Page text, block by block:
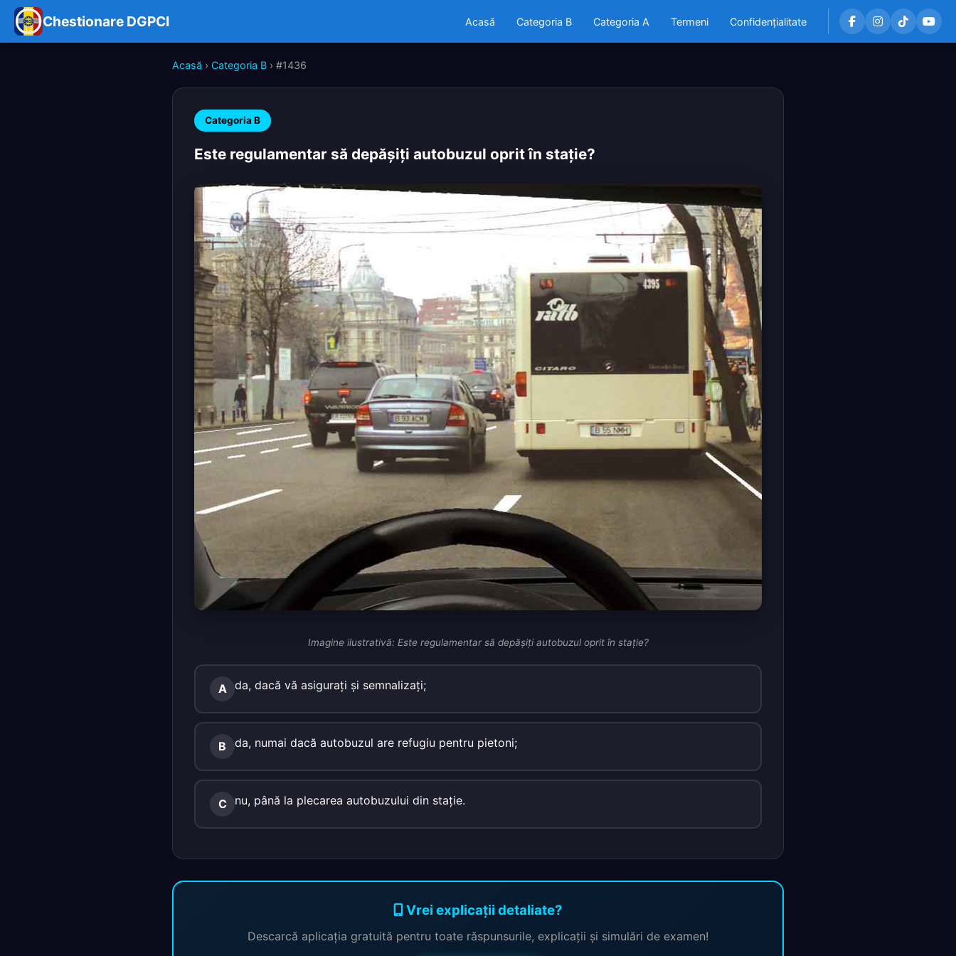
Chestionare DGPCI Acasă Categoria B Categoria A Termeni Confidențialitate
Acasă › Categoria B › #1436
Categoria B
Este regulamentar să depăşiţi autobuzul oprit în staţie?
Imagine ilustrativă: Este regulamentar să depăşiţi autobuzul oprit în staţie?
A da, dacă vă asiguraţi şi semnalizaţi;
B da, numai dacă autobuzul are refugiu pentru pietoni;
C nu, până la plecarea autobuzului din staţie.
Vrei explicații detaliate?
Descarcă aplicația gratuită pentru toate răspunsurile, explicații și simulări de examen!